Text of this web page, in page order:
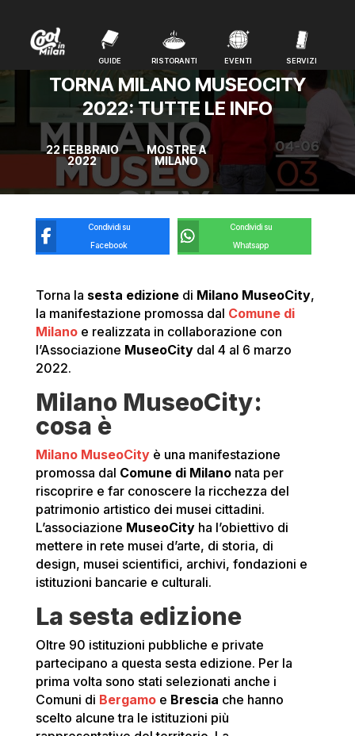
GUIDE RISTORANTI EVENTI SERVIZI
GUIDE RISTORANTI EVENTI SERVIZI
TORNA MILANO MUSEOCITY
2022: TUTTE LE INFO
22 FEBBRAIO
2022
MOSTRE A
MILANO
Condividi su
Facebook
Condividi su
Whatsapp
Torna la sesta edizionedi Milano MuseoCity,
la manifestazione promossa dal Comune di
Milanoe realizzata in collaborazione con
l’Associazione MuseoCitydal 4 al 6 marzo
2022.
Milano MuseoCity:
cosa è
Milano MuseoCityè una manifestazione
promossa dal Comune di Milanonata per
riscoprire e far conoscere la ricchezza del
patrimonio artistico dei musei cittadini.
L’associazione MuseoCityha l’obiettivo di
mettere in rete musei d’arte, di storia, di
design, musei scientifici, archivi, fondazioni e
istituzioni bancarie e culturali.
La sesta edizione
Oltre 90 istituzioni pubbliche e private
partecipano a questa sesta edizione. Per la
prima volta sono stati selezionati anche i
Comuni di Bergamoe Brescia che hanno
scelto alcune tra le istituzioni più